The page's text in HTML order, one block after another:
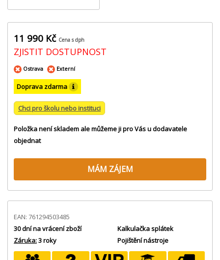
11 990 Kč Cena s dph
ZJISTIT DOSTUPNOST
Ostrava Externí
Doprava zdarma
Chci pro školu nebo instituci
Položka není skladem ale můžeme ji pro Vás u dodavatele
objednat
MÁM ZÁJEM
EAN: 761294503485
30 dní na vrácení zboží
Záruka:3 roky
Kalkulačka splátek
Pojištění nástroje